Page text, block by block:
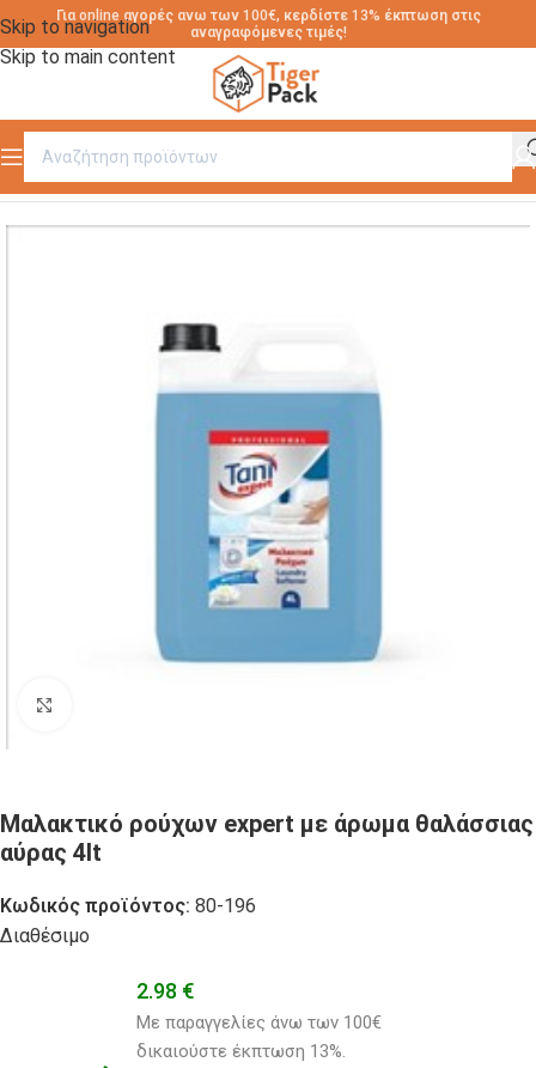
Skip to navigation
Skip to main content
Για online αγορές ανω των 100€, κερδίστε 13% έκπτωση στις
αναγραφόμενες τιμές!
Αρχική σελίδα / ΑΠΟΡΡΥΠΑΝΤΙΚΑ ΡΟΥΧΩΝ
Μαλακτικό ρούχων expert με άρωμα θαλάσσιας
αύρας 4lt
Κωδικός προϊόντος: 80-196
Διαθέσιμο
2.98 €
Με παραγγελίες άνω των 100€
δικαιούστε έκπτωση 13%.